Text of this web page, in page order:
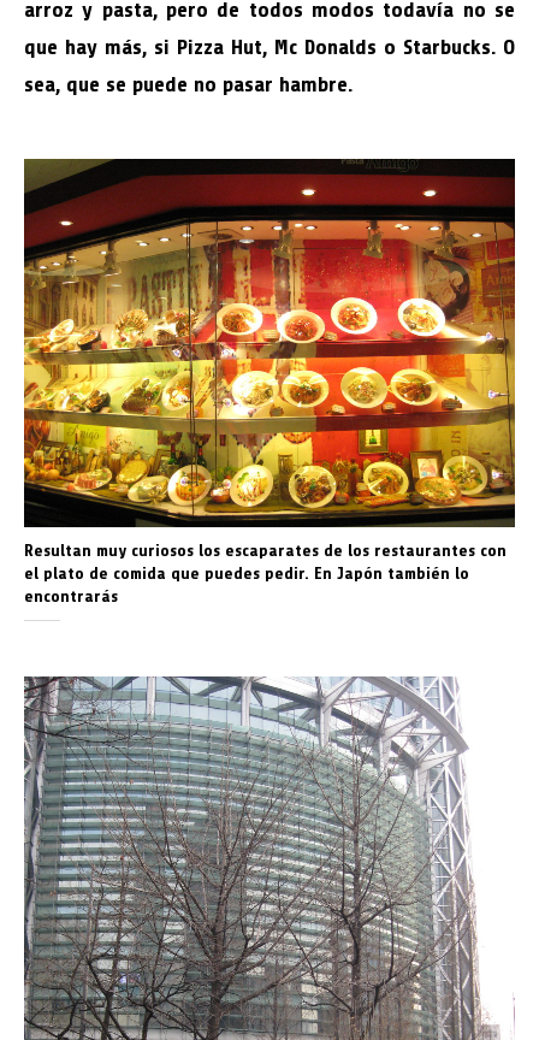
arroz y pasta, pero de todos modos todavía no se
que hay más, si Pizza Hut, Mc Donalds o Starbucks. O
sea, que se puede no pasar hambre.
Resultan muy curiosos los escaparates de los restaurantes con
el plato de comida que puedes pedir. En Japón también lo
encontrarás